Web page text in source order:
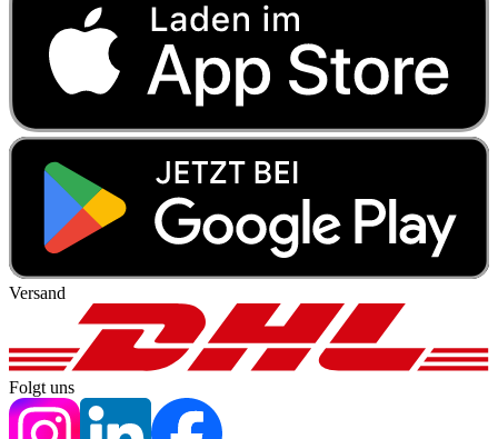
Versand
Folgt uns